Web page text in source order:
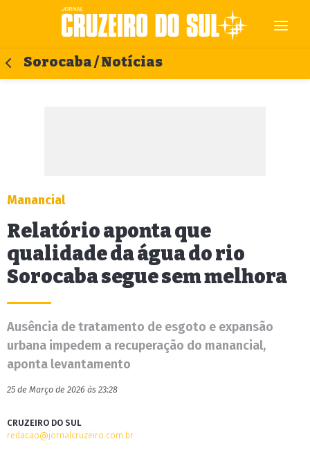
Sorocaba / Notícias
Manancial
Relatório aponta que
qualidade da água do rio
Sorocaba segue sem melhora
Ausência de tratamento de esgoto e expansão
urbana impedem a recuperação do manancial,
aponta levantamento
25 de Março de 2026 às 23:28
CRUZEIRO DO SUL
redacao@jornalcruzeiro.com.br